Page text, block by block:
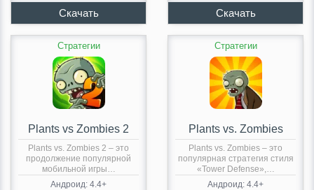
Стратегии
Plants vs Zombies 2
Plants vs. Zombies 2 – это
продолжение популярной
мобильной игры…
Андроид: 4.4+
Стратегии
Plants vs. Zombies
Plants vs. Zombies – это
популярная стратегия стиля
«Tower Defense»,…
Андроид: 4.4+